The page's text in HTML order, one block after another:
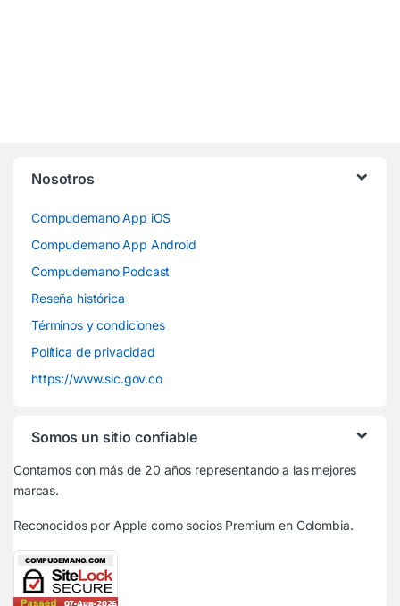
Nosotros
Compudemano App iOS
Compudemano App Android
Compudemano Podcast
Reseña histórica
Términos y condiciones
Política de privacidad
https://www.sic.gov.co
Somos un sitio confiable
Contamos con más de 20 años representando a las mejores
marcas.
Reconocidos por Apple como socios Premium en Colombia.